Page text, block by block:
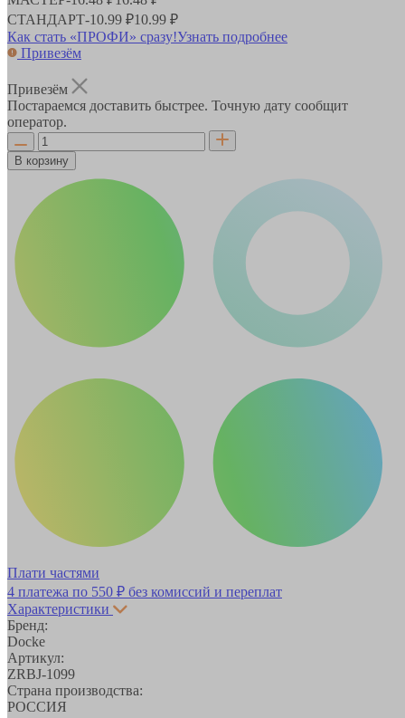
СТАНДАРТ-10.99 ₽10.99 ₽
Как стать «ПРОФИ» сразу!Узнать подробнее
Привезём
Привезём
Постараемся доставить быстрее. Точную дату сообщит
оператор.
В корзину
Плати частями
4 платежа по 550 ₽ без комиссий и переплат
Характеристики
Бренд:
Docke
Артикул:
ZRBJ-1099
Страна производства:
РОССИЯ